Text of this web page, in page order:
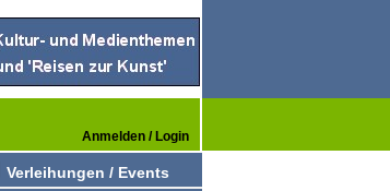
Anmelden / Login
Verleihungen / Events